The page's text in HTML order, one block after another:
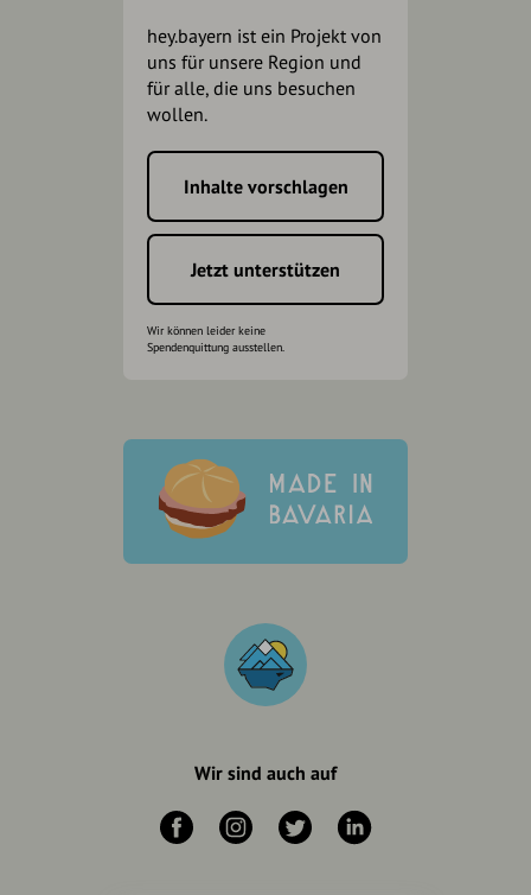
hey.bayern ist ein Projekt von
uns für unsere Region und
für alle, die uns besuchen
wollen.
Inhalte vorschlagen
Jetzt unterstützen
Wir können leider keine
Spendenquittung ausstellen.
Wir sind auch auf